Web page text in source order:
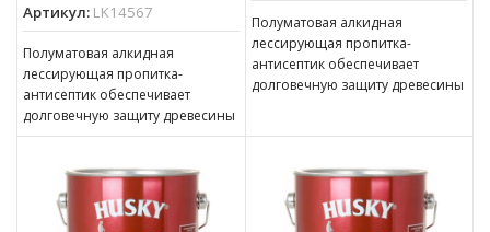
Артикул: LK14567
Полуматовая алкидная
лессирующая пропитка-
антисептик обеспечивает
долговечную защиту древесины
(до 5 лет). Наносится на
отделочной доской фасады,
окна,
Полуматовая алкидная
лессирующая пропитка-
антисептик обеспечивает
долговечную защиту древесины